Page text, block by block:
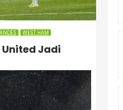
WEST HAM
United Jadi